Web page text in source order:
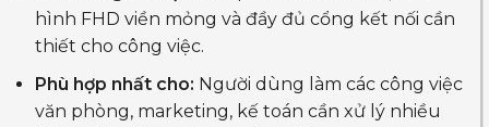
hình FHD viền mỏng và đầy đủ cổng kết nối cần
thiết cho công việc.
Phù hợp nhất cho: Người dùng làm các công việc
văn phòng, marketing, kế toán cần xử lý nhiều